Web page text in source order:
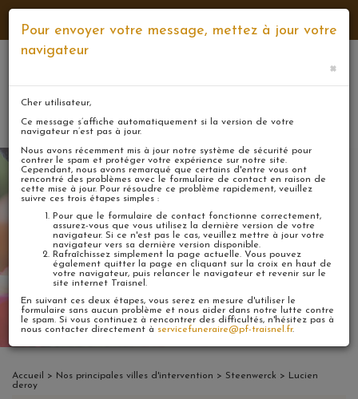
Laisser un message
Accueil > Nos principales villes d'intervention > Steenwerck > Lucien
deroy
Pour envoyer votre message, mettez à jour votre
navigateur
×
Cher utilisateur,
Ce message s’affiche automatiquement si la version de votre
navigateur n’est pas à jour.
Nous avons récemment mis à jour notre système de sécurité pour
contrer le spam et protéger votre expérience sur notre site.
Cependant, nous avons remarqué que certains d'entre vous ont
rencontré des problèmes avec le formulaire de contact en raison de
cette mise à jour. Pour résoudre ce problème rapidement, veuillez
suivre ces trois étapes simples :
Pour que le formulaire de contact fonctionne correctement,
assurez-vous que vous utilisez la dernière version de votre
navigateur. Si ce n'est pas le cas, veuillez mettre à jour votre
navigateur vers sa dernière version disponible.
Rafraîchissez simplement la page actuelle. Vous pouvez
également quitter la page en cliquant sur la croix en haut de
votre navigateur, puis relancer le navigateur et revenir sur le
site internet Traisnel.
En suivant ces deux étapes, vous serez en mesure d'utiliser le
formulaire sans aucun problème et nous aider dans notre lutte contre
le spam. Si vous continuez à rencontrer des difficultés, n'hésitez pas à
nous contacter directement à servicefuneraire@pf-traisnel.fr.